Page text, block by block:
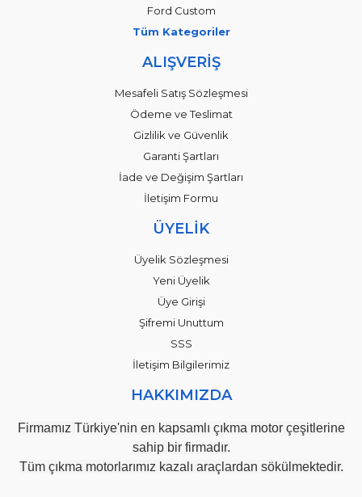
Ford Custom
Tüm Kategoriler
ALIŞVERİŞ
Mesafeli Satış Sözleşmesi
Ödeme ve Teslimat
Gizlilik ve Güvenlik
Garanti Şartları
İade ve Değişim Şartları
İletişim Formu
ÜYELİK
Üyelik Sözleşmesi
Yeni Üyelik
Üye Girişi
Şifremi Unuttum
SSS
İletişim Bilgilerimiz
HAKKIMIZDA
Firmamız Türkiye'nin en kapsamlı çıkma motor çeşitlerine
sahip bir firmadır.
Tüm çıkma motorlarımız kazalı araçlardan sökülmektedir.